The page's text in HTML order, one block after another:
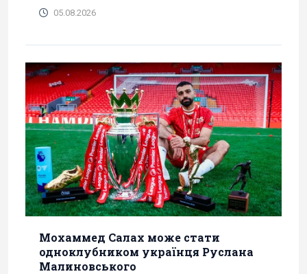
05.08.2026
Мохаммед Салах може стати
одноклубником українця Руслана
Малиновського